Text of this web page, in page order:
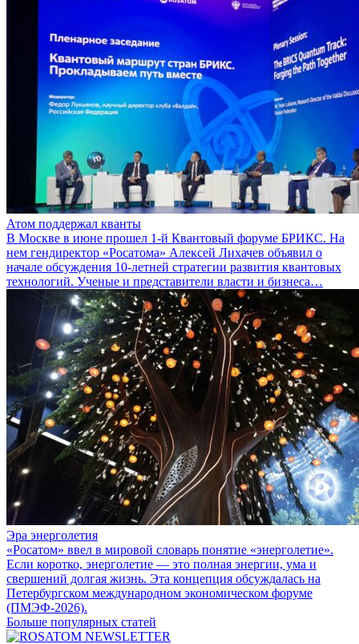
Атом поддержал кванты
В Москве в июне прошел 1-й Квантовый форуме БРИКС. На
нем гендиректор «Росатома» Алексей Лихачев объявил о
начале обсуждения 10-летней стратегии развития квантовых
технологий. Ученые и представители власти и бизнеса…
Эра энерголетия
«Росатом» ввел в мировой словарь понятие «энерголетие».
Если коротко, энерголетие — это полная энергии, ума и
свершений долгая жизнь. Эта концепция обсуждалась на
Петербургском международном экономическом форуме
(ПМЭФ-2026).
Больше популярных статей